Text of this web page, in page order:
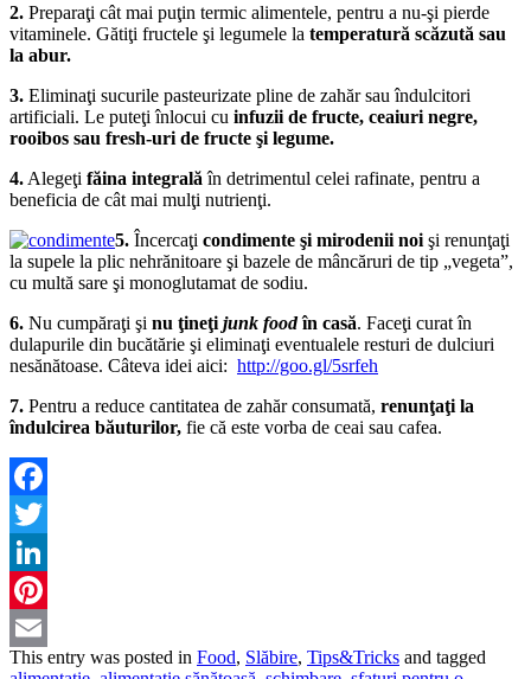
2. Preparaţi cât mai puţin termic alimentele, pentru a nu-şi pierde
vitaminele. Gătiţi fructele şi legumele la temperatură scăzută sau
la abur.
3. Eliminaţi sucurile pasteurizate pline de zahăr sau îndulcitori
artificiali. Le puteţi înlocui cu infuzii de fructe, ceaiuri negre,
rooibos sau fresh-uri de fructe şi legume.
4. Alegeţi făina integrală în detrimentul celei rafinate, pentru a
beneficia de cât mai mulţi nutrienţi.
5. Încercaţi condimente şi mirodenii noi şi renunţaţi
la supele la plic nehrănitoare şi bazele de mâncăruri de tip „vegeta”,
cu multă sare şi monoglutamat de sodiu.
6. Nu cumpăraţi şi nu ţineţi junk foodîn casă. Faceţi curat în
dulapurile din bucătărie şi eliminaţi eventualele resturi de dulciuri
nesănătoase. Câteva idei aici: http://goo.gl/5srfeh
7. Pentru a reduce cantitatea de zahăr consumată, renunţaţi la
îndulcirea băuturilor, fie că este vorba de ceai sau cafea.
Facebook
Twitter
LinkedIn
Pinterest
Email
This entry was posted in Food, Slăbire, Tips&Tricks and tagged